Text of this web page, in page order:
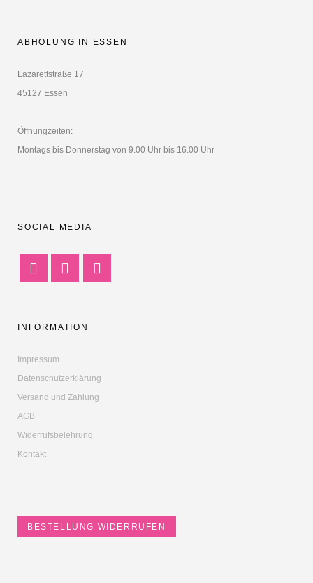
ABHOLUNG IN ESSEN
Lazarettstraße 17
45127 Essen
Öffnungzeiten:
Montags bis Donnerstag von 9.00 Uhr bis 16.00 Uhr
SOCIAL MEDIA
INFORMATION
Impressum
Datenschutzerklärung
Versand und Zahlung
AGB
Widerrufsbelehrung
Kontakt
BESTELLUNG WIDERRUFEN